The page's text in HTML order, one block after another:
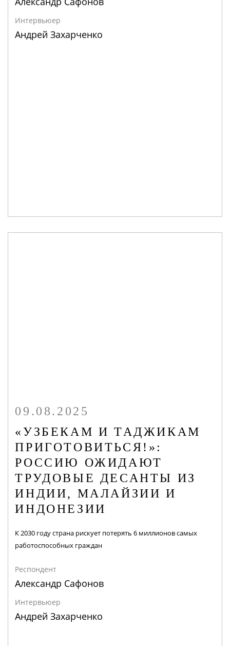
Интервьюер
Андрей Захарченко
09.08.2025
«УЗБЕКАМ И ТАДЖИКАМ
ПРИГОТОВИТЬСЯ!»:
РОССИЮ ОЖИДАЮТ
ТРУДОВЫЕ ДЕСАНТЫ ИЗ
ИНДИИ, МАЛАЙЗИИ И
ИНДОНЕЗИИ
К 2030 году страна рискует потерять 6 миллионов самых
работоспособных граждан
Респондент
Александр Сафонов
Интервьюер
Андрей Захарченко